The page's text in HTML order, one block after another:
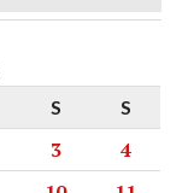
S S
3
4